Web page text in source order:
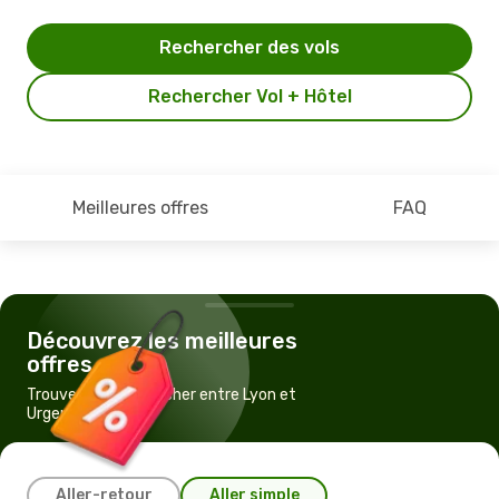
Rechercher Vol + Hôtel
Rechercher des vols
Meilleures offres FAQ
Découvrez les meilleures
offres
Trouvez un vol pas cher entre Lyon et
Urgench
Aller-retour Aller simple